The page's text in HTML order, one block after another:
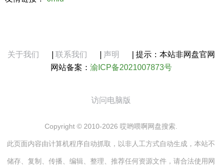
关于我们 联系我们 声明
提示：本站非网盘官网
网站备案： 渝ICP备2021007873号
访问电脑版
Copyright © 2010-2026 哎哟喂啊网盘搜索.
此页面内容由计算机程序自动抓取，以非人工方式自动生成，本站不
储存、复制、传播、编辑、整理、推荐任何资源文件，请合法使用网